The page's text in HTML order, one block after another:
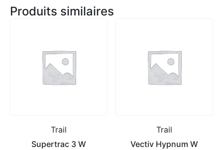
Produits similaires
Trail
Supertrac 3 W
Trail
Vectiv Hypnum W